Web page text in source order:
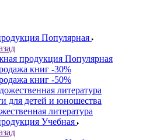
Популярная
продукция Популярная
книг -30%
книг -50%
литература
для детей и юношества
литература
Учебная